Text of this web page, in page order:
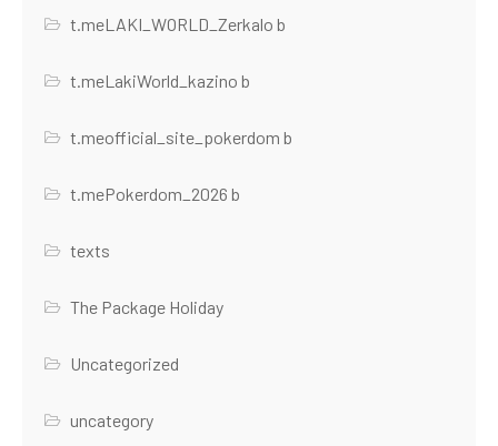
t.meLAKI_WORLD_Zerkalo b
t.meLakiWorld_kazino b
t.meofficial_site_pokerdom b
t.mePokerdom_2026 b
texts
The Package Holiday
Uncategorized
uncategory